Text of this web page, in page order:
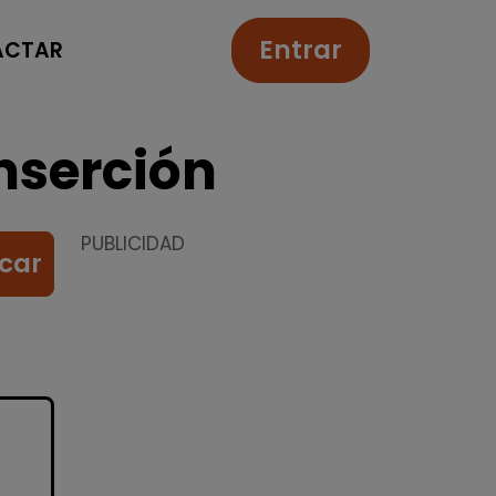
Entrar
PUBLICIDAD